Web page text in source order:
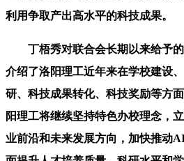
利用争取产出高水平的科技成果。
丁梧秀对联合会长期以来给予的
介绍了洛阳理工近年来在学校建设
研、科技成果转化、科技奖励等方
阳理工将继续坚持特色办校理念，
业前沿和未来发展方向，加快推动